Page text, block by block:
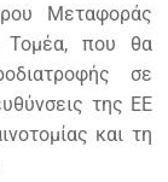
Μεταφοράς
Τομέα, που θα
σε
της ΕΕ
και τη